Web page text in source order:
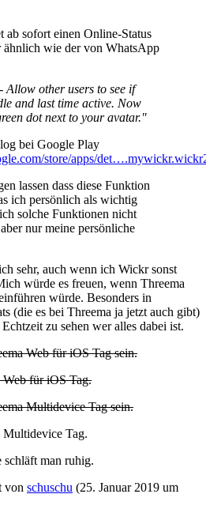
ab sofort einen Online-Status
ähnlich wie der von WhatsApp
Allow other users to see if
and last time active. Now
dot next to your avatar."
bei Google Play
store/apps/
lassen dass diese Funktion
ich persönlich als wichtig
solche Funktionen nicht
nur meine persönliche
sehr, auch wenn ich Wickr sonst
würde es freuen, wenn Threema
würde. Besonders in
(die es bei Threema ja jetzt auch gibt)
zu sehen wer alles dabei ist.
Web für iOS Tag sein.
Web für iOS Tag.
Multidevice Tag sein.
Multidevice Tag.
schläft man ruhig.
von schuschu (25. Januar 2019 um